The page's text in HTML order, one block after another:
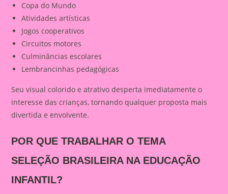
Copa do Mundo
Atividades artísticas
Jogos cooperativos
Circuitos motores
Culminâncias escolares
Lembrancinhas pedagógicas
Seu visual colorido e atrativo desperta imediatamente o
interesse das crianças, tornando qualquer proposta mais
divertida e envolvente.
POR QUE TRABALHAR O TEMA
SELEÇÃO BRASILEIRA NA EDUCAÇÃO
INFANTIL?